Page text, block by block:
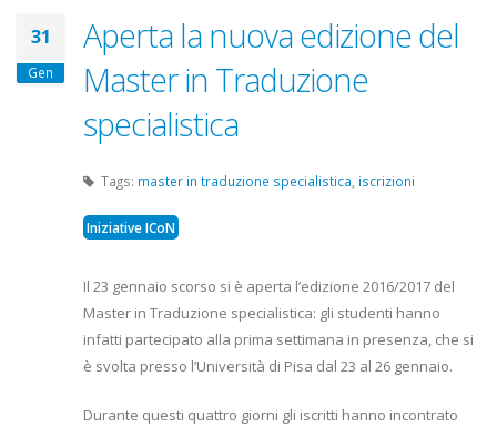
31
Gen
Aperta la nuova edizione del
Master in Traduzione
specialistica
Tags: master in traduzione specialistica iscrizioni
Iniziative ICoN
Il 23 gennaio scorso si è aperta l’edizione 2016/2017 del
Master in Traduzione specialistica: gli studenti hanno
infatti partecipato alla prima settimana in presenza, che si
è svolta presso l’Università di Pisa dal 23 al 26 gennaio.
Durante questi quattro giorni gli iscritti hanno incontrato